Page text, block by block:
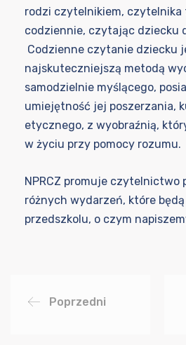
rodzi czytelnikiem, czytelnika
codziennie, czytając dziecku
Codzienne czytanie dziecku
najskuteczniejszą metodą
samodzielnie myślącego,
umiejętność jej poszerzania,
etycznego, z wyobraźnią,
w życiu przy pomocy rozumu.
NPRCZ promuje czytelnictwo
różnych wydarzeń, które będą
przedszkolu, o czym
Poprzedni